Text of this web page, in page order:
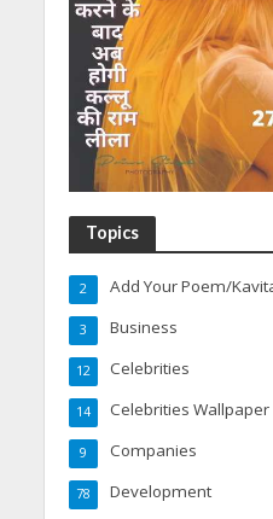
Topics
Add Your Poem/
2
Business
3
Celebrities
12
Celebrities Wallpaper
14
Companies
9
Development
78